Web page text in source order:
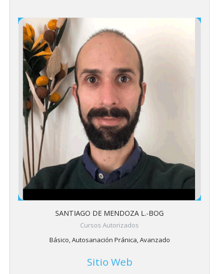
SANTIAGO DE MENDOZA L.-BOG
Cursos Autorizados
Básico, Autosanación Pránica, Avanzado
Sitio Web